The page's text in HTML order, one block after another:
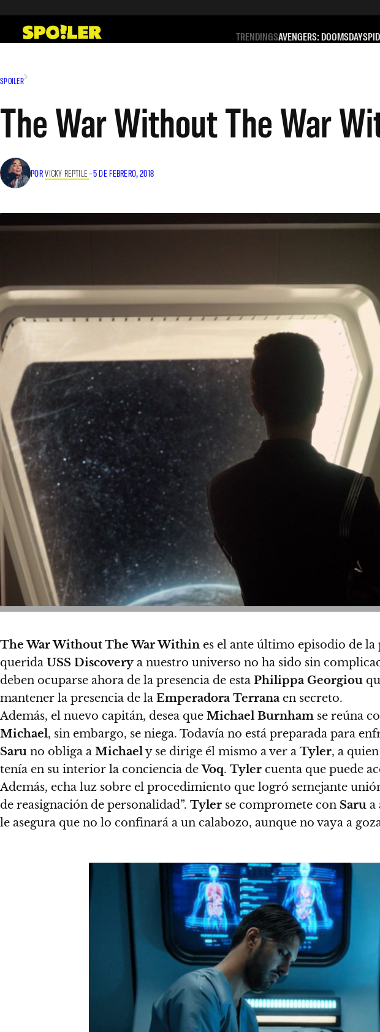
contenido
TRENDINGSAVENGERS: DOOMSDAY
SPOILER
The War Without The War
PORVICKY REPTILE–5 DE FEBRERO, 2018
The War Without The War Within es el ante último episodio de
querida USS Discovery a nuestro universo no ha sido sin
deben ocuparse ahora de la presencia de esta Philippa Georgiou
mantener la presencia de la Emperadora Terrana en secreto.
Además, el nuevo capitán, desea que Michael Burnham se reúna
Michael, sin embargo, se niega. Todavía no está preparada para
Saru no obliga a Michaely se dirige él mismo a ver a Tyler, a
tenía en su interior la conciencia deVoq. Tyler cuenta que puede
Además, echa luz sobre el procedimiento que logró semejante
de reasignación de personalidad”. Tyler se compromete con Saru a
le asegura que no lo confinará a un calabozo, aunque no vaya a